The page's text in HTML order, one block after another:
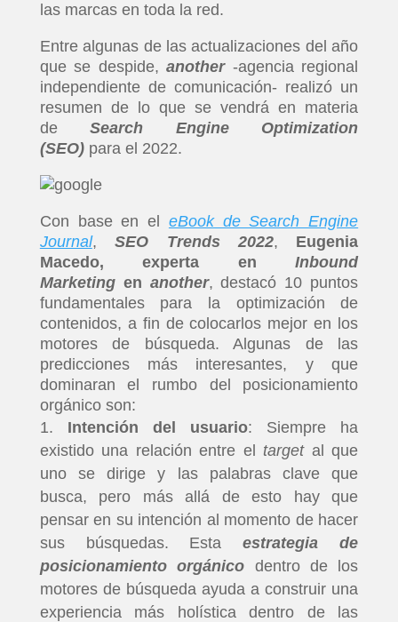
las marcas en toda la red.
Entre algunas de las actualizaciones del año
que se despide,another-agencia regional
independiente de comunicación- realizó un
resumen de lo que se vendrá en materia
deSearch Engine Optimization
(SEO)para el 2022.
Con base en el eBook de Search Engine
Journal,SEO Trends 2022, Eugenia
Macedo, experta enInbound
Marketingen another, destacó 10 puntos
fundamentales para la optimización de
contenidos, a fin de colocarlos mejor en los
motores de búsqueda. Algunas de las
predicciones más interesantes, y que
dominaran el rumbo del posicionamiento
orgánico son:
Intención del usuario: Siempre ha
existido una relación entre el targetal que
uno se dirige y las palabras clave que
busca, pero más allá de esto hay que
pensar en su intención al momento de hacer
sus búsquedas. Estaestrategia de
posicionamiento orgánico dentro de los
motores de búsqueda ayuda a construir una
experiencia más holística dentro de las